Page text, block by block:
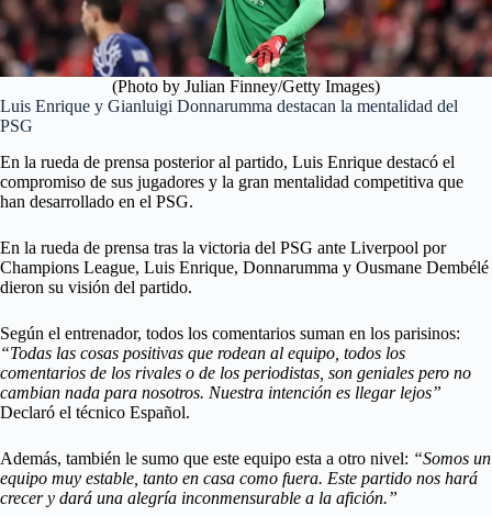
(Photo by Julian Finney/Getty Images)
Luis Enrique y Gianluigi Donnarumma destacan la mentalidad del
PSG
En la rueda de prensa posterior al partido, Luis Enrique destacó el
compromiso de sus jugadores y la gran mentalidad competitiva que
han desarrollado en el PSG.
En la rueda de prensa tras la victoria del PSG ante Liverpool por
Champions League, Luis Enrique, Donnarumma y Ousmane Dembélé
dieron su visión del partido.
Según el entrenador, todos los comentarios suman en los parisinos:
“Todas las cosas positivas que rodean al equipo, todos los
comentarios de los rivales o de los periodistas, son geniales pero no
cambian nada para nosotros. Nuestra intención es llegar lejos”
Declaró el técnico Español.
Además, también le sumo que este equipo esta a otro nivel: “Somos un
equipo muy estable, tanto en casa como fuera. Este partido nos hará
crecer y dará una alegría inconmensurable a la afición.”